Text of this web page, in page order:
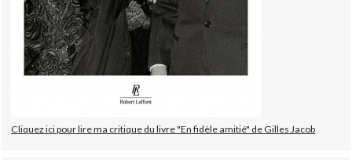
Cliquez ici pour lire ma critique du livre "En fidèle amitié" de Gilles Jacob